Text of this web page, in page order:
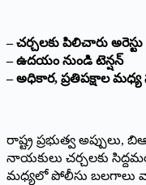
– చర్చలకు పిలిచారు
– ఉదయం నుండి టెన్షన్‌ ‌
– అధికార, ప్రతిపక్షాల మధ్య‌
రాష్ట్ర ప్రభుత్వ
నాయకులు చర్చలకు
మధ్యలో పోలీసు బలగాలు